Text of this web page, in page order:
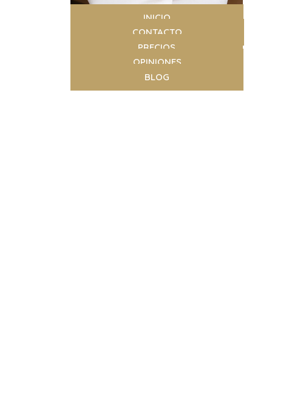
INICIO
CONTACTO
PRECIOS
OPINIONES
BLOG